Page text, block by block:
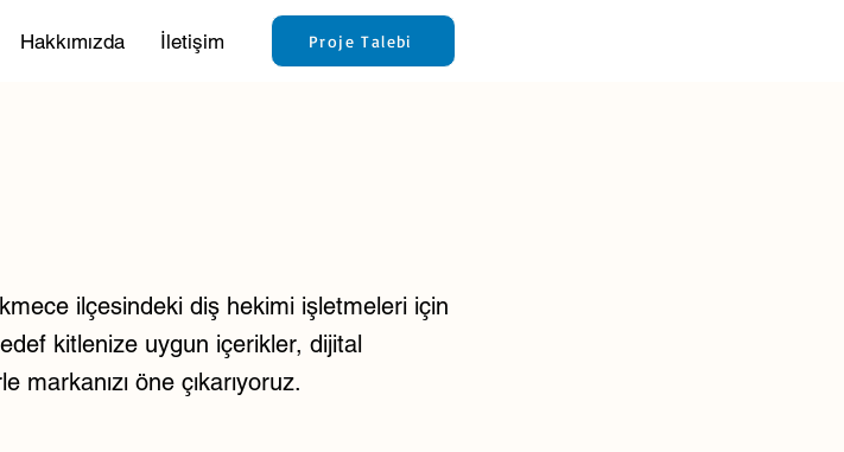
Hakkımızda İletişim Proje Talebi
ilçesindeki diş hekimi işletmeleri için
kitlenize uygun içerikler, dijital
öne çıkarıyoruz.